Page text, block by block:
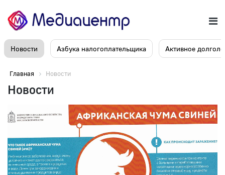
Новости Азбука налогоплательщика Активное
Главная Новости
Новости